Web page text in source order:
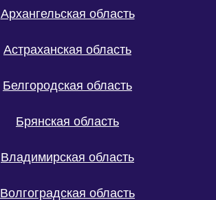
Архангельская область
Астраханская область
Белгородская область
Брянская область
Владимирская область
Волгоградская область